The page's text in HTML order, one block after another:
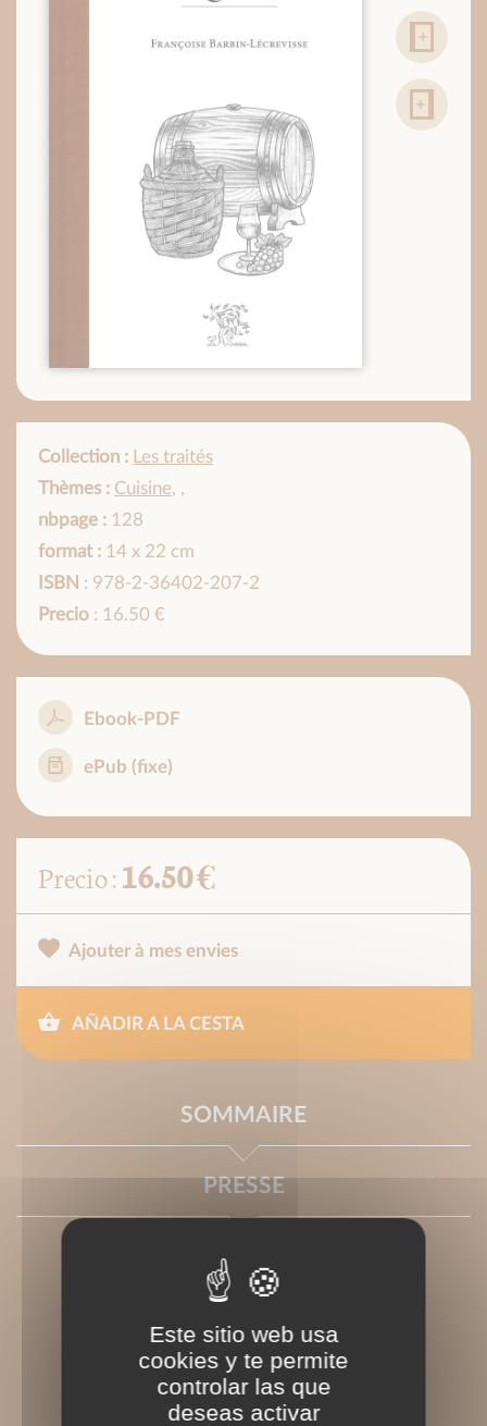
Collection : Les traités
Thèmes : Cuisine, ,
nbpage : 128
format : 14 x 22 cm
ISBN : 978-2-36402-207-2
Precio : 16.50 €
Ebook-PDF
ePub (fixe)
Precio :16.50 €
Ajouter à mes envies
AÑADIR A LA CESTA
SOMMAIRE
PRESSE
Este sitio web usa
cookies y te permite
controlar las que
deseas activar